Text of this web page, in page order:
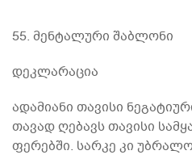
55. მენტალური შაბლონი
დეკლარაცია
ადამიანი თავისი
თავად ღებავს თავისი
ფერებში. სარკე კი